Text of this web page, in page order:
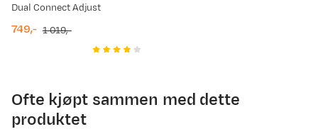
Dual Connect Adjust
749,- 1 019,-
Ofte kjøpt sammen med dette
produktet